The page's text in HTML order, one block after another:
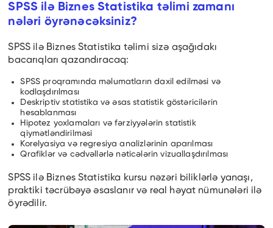
SPSS ilə Biznes Statistika təlimi zamanı
nələri öyrənəcəksiniz?
SPSS ilə Biznes Statistika təlimi sizə aşağıdakı
bacarıqları qazandıracaq:
SPSS proqramında məlumatların daxil edilməsi və
kodlaşdırılması
Deskriptiv statistika və əsas statistik göstəricilərin
hesablanması
Hipotez yoxlamaları və fərziyyələrin statistik
qiymətləndirilməsi
Korelyasiya və regresiya analizlərinin aparılması
Qrafiklər və cədvəllərlə nəticələrin vizuallaşdırılması
SPSS ilə Biznes Statistika kursu nəzəri biliklərlə yanaşı,
praktiki təcrübəyə əsaslanır və real həyat nümunələri ilə
öyrədilir.